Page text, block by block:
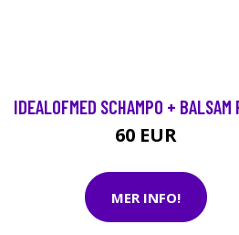
IDEALOFMED SCHAMPO + BALSAM
60 EUR
MER INFO!